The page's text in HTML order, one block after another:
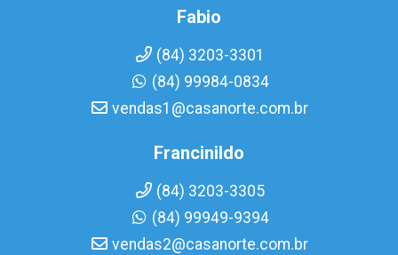
Fabio
(84) 3203-3301
(84) 99984-0834
vendas1@casanorte.com.br
Francinildo
(84) 3203-3305
(84) 99949-9394
vendas2@casanorte.com.br